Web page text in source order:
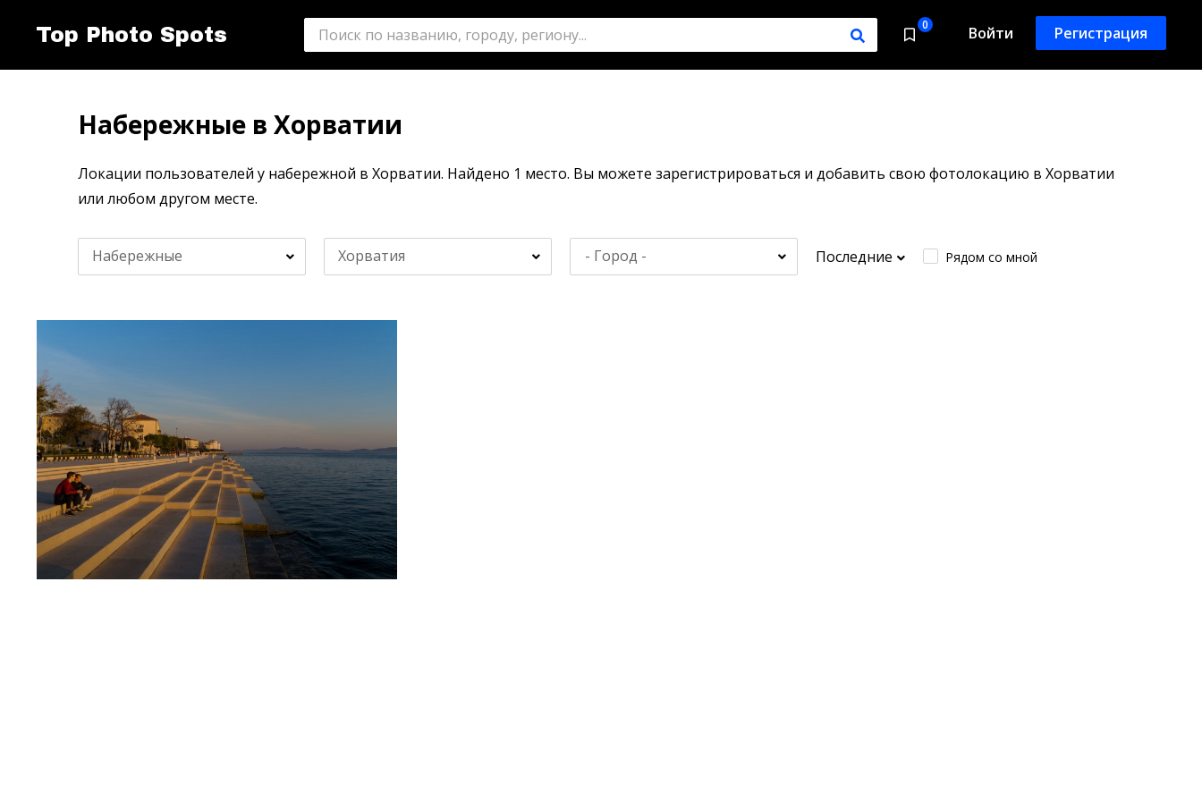
Top Photo Spots 0 Войти Регистрация
Набережные в Хорватии
Локации пользователей у набережной в Хорватии. Найдено 1 место. Вы можете зарегистрироваться и добавить свою фотолокацию в Хорватии
или любом другом месте.
Набережные Хорватия Последние Рядом со мной